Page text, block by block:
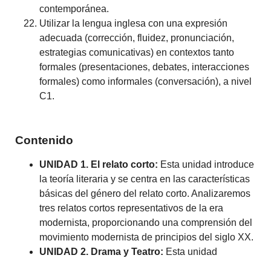
contemporánea.
Utilizar la lengua inglesa con una expresión
adecuada (corrección, fluidez, pronunciación,
estrategias comunicativas) en contextos tanto
formales (presentaciones, debates, interacciones
formales) como informales (conversación), a nivel
C1.
Contenido
UNIDAD 1. El relato corto: Esta unidad introduce
la teoría literaria y se centra en las características
básicas del género del relato corto. Analizaremos
tres relatos cortos representativos de la era
modernista, proporcionando una comprensión del
movimiento modernista de principios del siglo XX.
UNIDAD 2. Drama y Teatro: Esta unidad